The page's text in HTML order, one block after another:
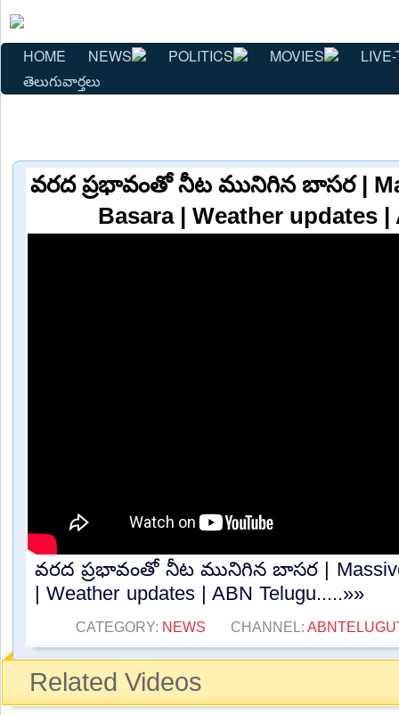
HOME NEWS POLITICS MOVIES
తెలుగువార్తలు
వరద ప్రభావంతో నీట మునిగిన బాసర |
Basara | Weather updates |
వరద ప్రభావంతో నీట మునిగిన బాసర | Massive
| Weather updates | ABN Telugu.....»»
CATEGORY: NEWS CHANNEL:
Related Videos